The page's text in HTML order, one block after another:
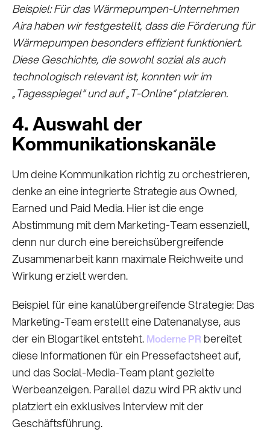
Beispiel: Für das Wärmepumpen-Unternehmen
Aira haben wir festgestellt, dass die Förderung für
Wärmepumpen besonders effizient funktioniert.
Diese Geschichte, die sowohl sozial als auch
technologisch relevant ist, konnten wir im
„Tagesspiegel“ und auf „T-Online“ platzieren.
4. Auswahl der
Kommunikationskanäle
Um deine Kommunikation richtig zu orchestrieren,
denke an eine integrierte Strategie aus Owned,
Earned und Paid Media. Hier ist die enge
Abstimmung mit dem Marketing-Team essenziell,
denn nur durch eine bereichsübergreifende
Zusammenarbeit kann maximale Reichweite und
Wirkung erzielt werden.
Beispiel für eine kanalübergreifende Strategie: Das
Marketing-Team erstellt eine Datenanalyse, aus
der ein Blogartikel entsteht. Moderne PR bereitet
diese Informationen für ein Pressefactsheet auf,
und das Social-Media-Team plant gezielte
Werbeanzeigen. Parallel dazu wird PR aktiv und
platziert ein exklusives Interview mit der
Geschäftsführung.